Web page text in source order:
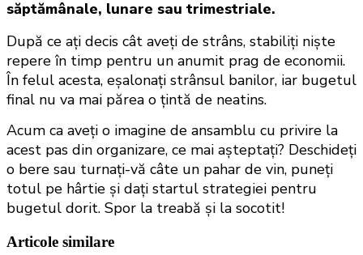
săptămânale, lunare sau trimestriale.
După ce ați decis cât aveți de strâns, stabiliți niște
repere în timp pentru un anumit prag de economii.
În felul acesta, eșalonați strânsul banilor, iar bugetul
final nu va mai părea o țintă de neatins.
Acum ca aveți o imagine de ansamblu cu privire la
acest pas din organizare, ce mai așteptați? Deschideți
o bere sau turnați-vă câte un pahar de vin, puneți
totul pe hârtie și dați startul strategiei pentru
bugetul dorit. Spor la treabă și la socotit!
Articole similare